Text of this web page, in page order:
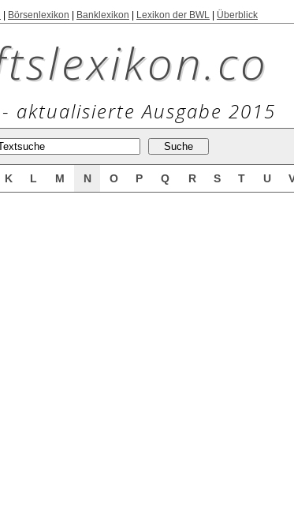
Börsenlexikon Banklexikon Lexikon der BWL Überblick
aktualisierte Ausgabe 2015
K L M N O P Q R S T U